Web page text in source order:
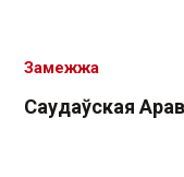
Саудаўская
Замежжа